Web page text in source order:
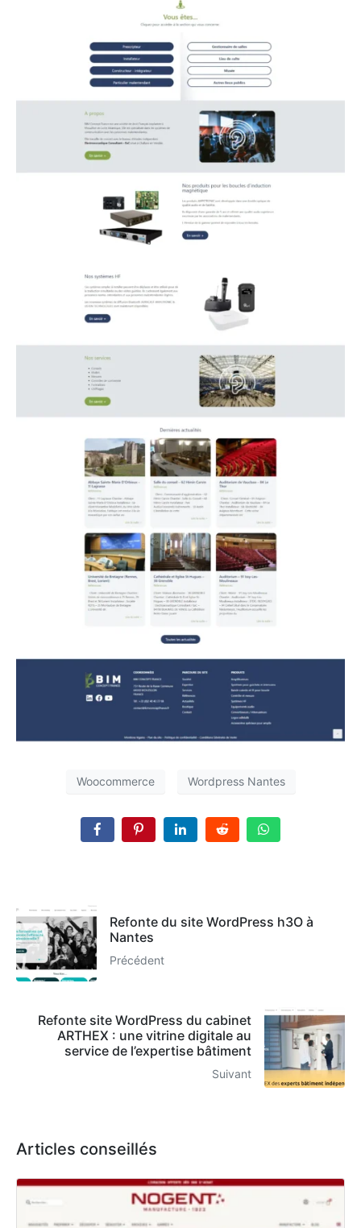
Woocommerce Wordpress Nantes
Refonte du site WordPress h3O à
Nantes
Précédent
Refonte site WordPress du cabinet
ARTHEX : une vitrine digitale au
service de l’expertise bâtiment
Suivant
Articles conseillés